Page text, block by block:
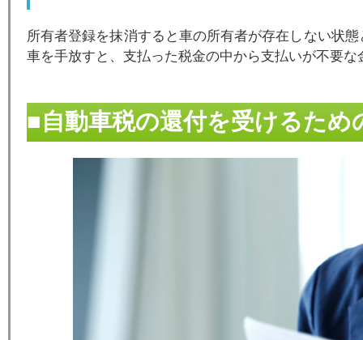
所有者登録を抹消すると車の所有者が存在しない状
車を手放すと、支払った税金の中から支払いが不要
■自動車税の還付を受けるため